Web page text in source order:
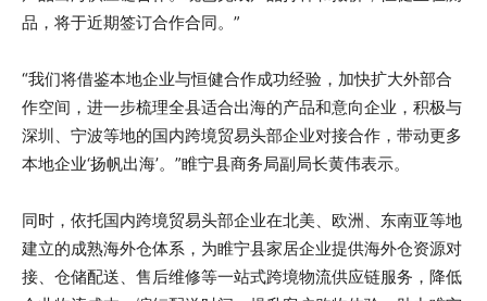
品，将于近期签订合作合同。”
“我们将借鉴本地企业与恒健合作成功经验，加快扩大外部合
作空间，进一步梳理全县适合出海的产品和意向企业，积极与
深圳、宁波等地的国内跨境贸易头部企业对接合作，带动更多
本地企业‘扬帆出海’。”睢宁县商务局副局长黄伟表示。
同时，依托国内跨境贸易头部企业在北美、欧洲、东南亚等地
建立的成熟海外仓体系，为睢宁县家居企业提供海外仓资源对
接、仓储配送、售后维修等一站式跨境物流供应链服务，降低